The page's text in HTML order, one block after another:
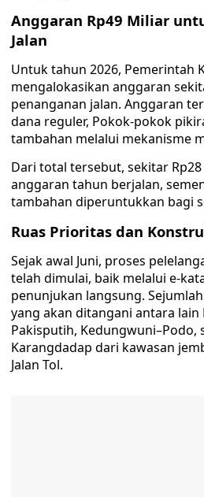
Anggaran Rp49 Miliar
Jalan
Untuk tahun 2026, Pemerintah
mengalokasikan anggaran
penanganan jalan. Anggaran
dana reguler, Pokok-pokok
tambahan melalui mekanisme
Dari total tersebut, sekitar
anggaran tahun berjalan,
tambahan diperuntukkan bagi
Ruas Prioritas dan
Sejak awal Juni, proses
telah dimulai, baik melalui e-
penunjukan langsung.
yang akan ditangani antara lain
Pakisputih, Kedungwuni–Podo,
Karangdadap dari kawasan
Jalan Tol.